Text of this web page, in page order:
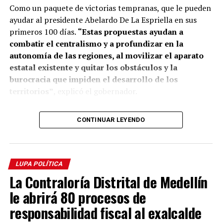
Según el señor De La Espriella, la elección de la ciudad
como la nueva casa de ProColombia se debe a su
desarrollo, progreso y emprendimiento.
Durante el encuentro, que se realizó en Plaza Mayor,
aseguró que:«los empalmes territoriales de la Patria
Milagro llegaron a Antioquia para seguir
construyendo, desde las regiones, la hoja de ruta del
Como un paquete de victorias tempranas, que le pueden
ayudar al presidente Abelardo De La Espriella en sus
primeros 100 días. “Estas propuestas ayudan a
combatir el centralismo y a profundizar en la
autonomía de las regiones, al movilizar el aparato
estatal existente y quitar los obstáculos y la
burocracia que impiden el desarrollo de los
“El presidente electo Abelardo De La Espriella recibe
una Colombia en los rines. El país debe pagar 590
gobernador. Los ministros dirán
como los antioqueños no somos de la queja, sino del
hacer, nuestra propuesta es un paquete de victorias
para Antioquia en los primeros 100 días del gobierno.
Para el gobernador,«estas victorias no representan
CONTINUAR LEYENDO
LUPA POLÍTICA
La Contraloría Distrital de Medellín
le abrirá 80 procesos de
responsabilidad fiscal al exalcalde